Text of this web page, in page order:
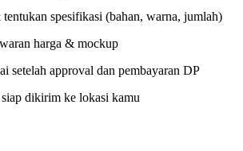
spesifikasi (bahan, warna, jumlah)
harga & mockup
setelah approval dan pembayaran DP
dikirim ke lokasi kamu